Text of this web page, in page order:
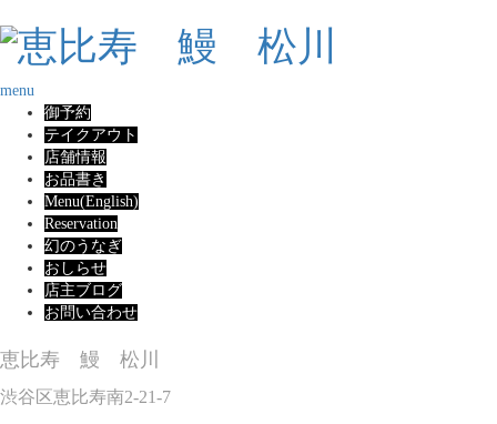
menu
御予約
テイクアウト
店舗情報
お品書き
Menu(English)
Reservation
幻のうなぎ
おしらせ
店主ブログ
お問い合わせ
恵比寿 鰻 松川
渋谷区恵比寿南2-21-7